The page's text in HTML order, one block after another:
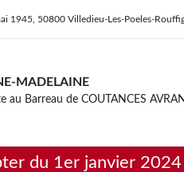
1945 50800 Villedieu-Les-Poeles-
MADELAINE
au Barreau de COUTANCES
du 1er janvier